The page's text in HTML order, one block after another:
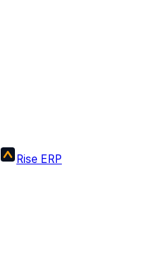
Rise ERP